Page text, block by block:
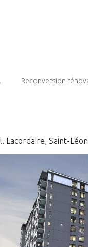
Reconversion
Lacordaire, Saint-